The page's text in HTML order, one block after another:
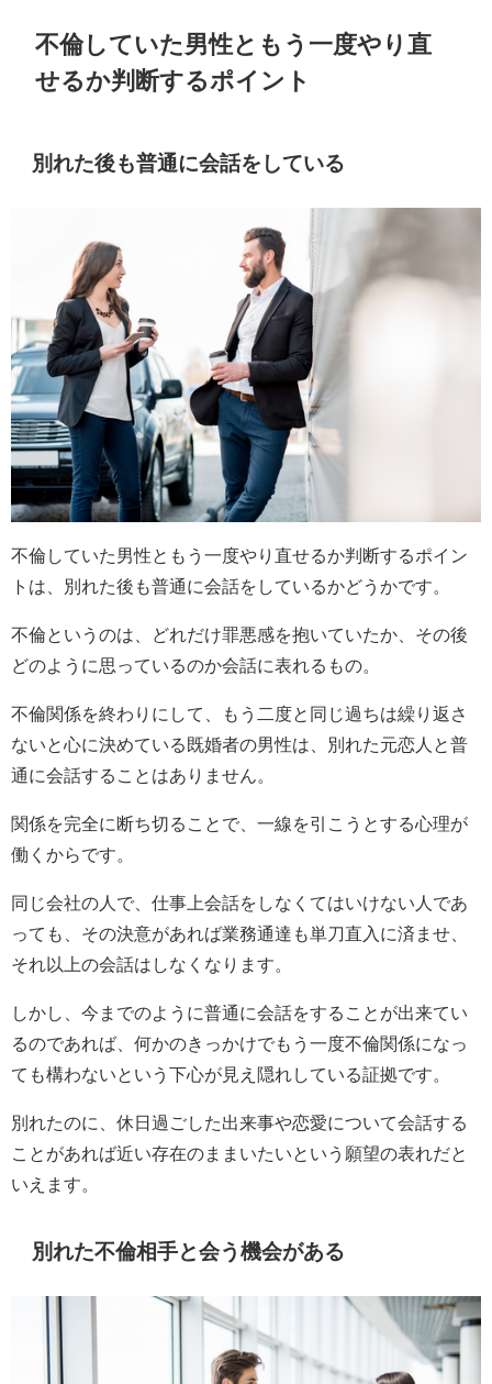
不倫していた男性ともう一度やり直
せるか判断するポイント
別れた後も普通に会話をしている
不倫していた男性ともう一度やり直せるか判断するポイン
トは、別れた後も普通に会話をしているかどうかです。
不倫というのは、どれだけ罪悪感を抱いていたか、その後
どのように思っているのか会話に表れるもの。
不倫関係を終わりにして、もう二度と同じ過ちは繰り返さ
ないと心に決めている既婚者の男性は、別れた元恋人と普
通に会話することはありません。
関係を完全に断ち切ることで、一線を引こうとする心理が
働くからです。
同じ会社の人で、仕事上会話をしなくてはいけない人であ
っても、その決意があれば業務通達も単刀直入に済ませ、
それ以上の会話はしなくなります。
しかし、今までのように普通に会話をすることが出来てい
るのであれば、何かのきっかけでもう一度不倫関係になっ
ても構わないという下心が見え隠れしている証拠です。
別れたのに、休日過ごした出来事や恋愛について会話する
ことがあれば近い存在のままいたいという願望の表れだと
いえます。
別れた不倫相手と会う機会がある